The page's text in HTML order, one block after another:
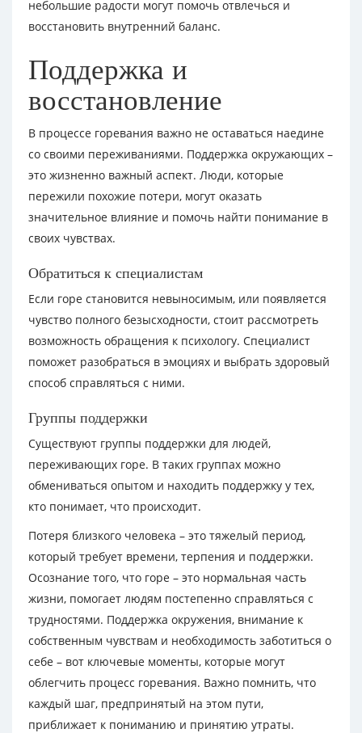
небольшие радости могут помочь отвлечься и
восстановить внутренний баланс.
Поддержка и
восстановление
В процессе горевания важно не оставаться наедине
со своими переживаниями. Поддержка окружающих –
это жизненно важный аспект. Люди, которые
пережили похожие потери, могут оказать
значительное влияние и помочь найти понимание в
своих чувствах.
Обратиться к специалистам
Если горе становится невыносимым, или появляется
чувство полного безысходности, стоит рассмотреть
возможность обращения к психологу. Специалист
поможет разобраться в эмоциях и выбрать здоровый
способ справляться с ними.
Группы поддержки
Существуют группы поддержки для людей,
переживающих горе. В таких группах можно
обмениваться опытом и находить поддержку у тех,
кто понимает, что происходит.
Потеря близкого человека – это тяжелый период,
который требует времени, терпения и поддержки.
Осознание того, что горе – это нормальная часть
жизни, помогает людям постепенно справляться с
трудностями. Поддержка окружения, внимание к
собственным чувствам и необходимость заботиться о
себе – вот ключевые моменты, которые могут
облегчить процесс горевания. Важно помнить, что
каждый шаг, предпринятый на этом пути,
приближает к пониманию и принятию утраты.